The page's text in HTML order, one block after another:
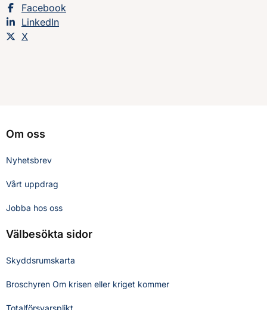
Dela sidan på
Facebook
Dela sidan på
LinkedIn
Dela sidan på
X
Om oss
Nyhetsbrev
Vårt uppdrag
Jobba hos oss
Välbesökta sidor
Skyddsrumskarta
Broschyren Om krisen eller kriget kommer